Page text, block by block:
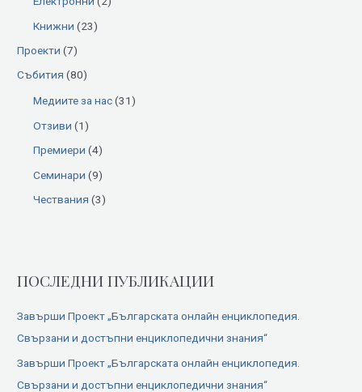
:
Книжни (23)
Проекти (7)
Събития (80)
Медиите за нас(31)
Отзиви (1)
Премиери (4)
Семинари (9)
Чествания (3)
ПОСЛЕДНИ ПУБЛИКАЦИИ
Завърши Проект „Българската онлайн енциклопедия.
Свързани и достъпни енциклопедични знания“
Завърши Проект „Българската онлайн енциклопедия.
Свързани и достъпни енциклопедични знания“